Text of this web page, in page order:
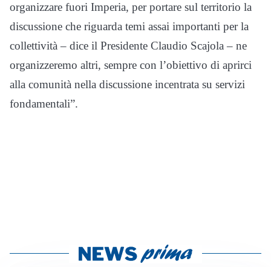
organizzare fuori Imperia, per portare sul territorio la
discussione che riguarda temi assai importanti per la
collettività – dice il Presidente Claudio Scajola – ne
organizzeremo altri, sempre con l’obiettivo di aprirci
alla comunità nella discussione incentrata su servizi
fondamentali”.